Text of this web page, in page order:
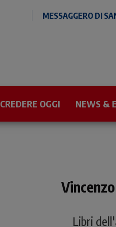
MESSAGGERO DI
CREDERE OGGI NEWS &
Libri